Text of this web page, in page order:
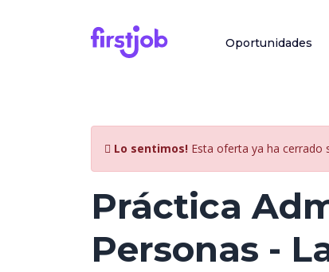
Oportunidades
Lo sentimos! Esta oferta ya ha cerrado
Práctica
Personas -